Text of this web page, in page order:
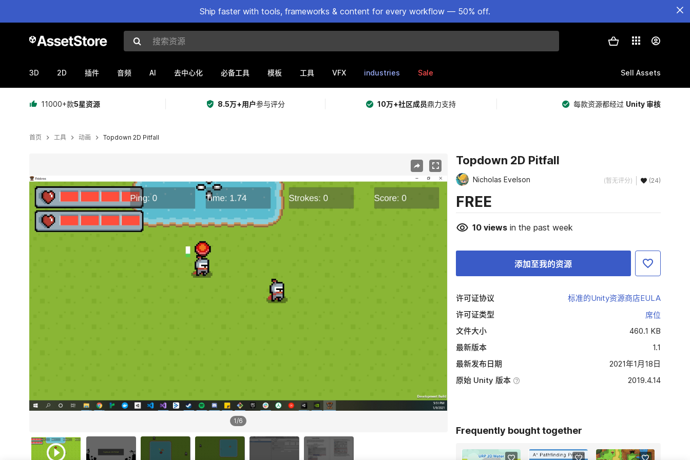
Ship faster with tools, frameworks & content for every workflow — 50% off.
搜索资源
3D 2D 插件 音频 AI 去中心化 必备工具 模板 工具 VFX industries Sale Sell Assets
11000+款5星资源 8.5万+用户参与评分 10万+社区成员鼎力支持 每款资源都经过 Unity 审核
首页 工具 动画 Topdown 2D Pitfall
1/6
Topdown 2D Pitfall
Nicholas Evelson (暂无评分) (24)
FREE
10viewsin the past week
添加至我的资源
许可证协议
标准的Unity资源商店EULA
许可证类型
席位
文件大小
460.1 KB
最新版本
1.1
最新发布日期
2021年1月18日
原始 Unity 版本
2019.4.14
Frequently bought together